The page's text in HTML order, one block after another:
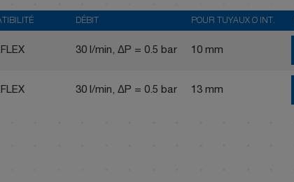
DÉBIT POUR TUYAUX Ø INT.
30 l/min, ΔP = 0.5 bar 10 mm
30 l/min, ΔP = 0.5 bar 13 mm